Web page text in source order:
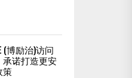
(博励治)访问
诺打造更安
策